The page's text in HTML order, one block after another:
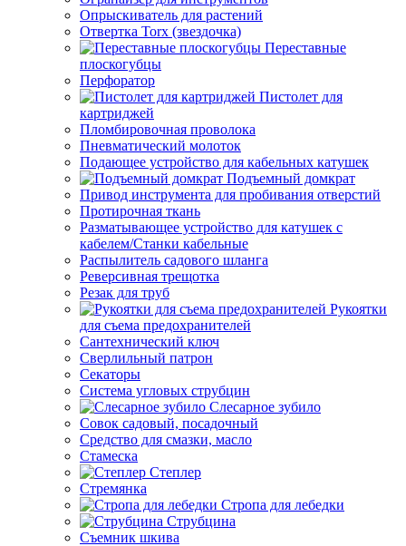
Опрыскиватель для растений
Отвертка Torx (звездочка)
Переставные
плоскогубцы
Перфоратор
Пистолет для
картриджей
Пломбировочная проволока
Пневматический молоток
Подающее устройство для кабельных катушек
Подъемный домкрат
Привод инструмента для пробивания отверстий
Протирочная ткань
Разматывающее устройство для катушек с
кабелем/Станки кабельные
Распылитель садового шланга
Реверсивная трещотка
Резак для труб
Рукоятки
для съема предохранителей
Сантехнический ключ
Сверлильный патрон
Секаторы
Система угловых струбцин
Слесарное зубило
Совок садовый, посадочный
Средство для смазки, масло
Стамеска
Степлер
Стремянка
Стропа для лебедки
Струбцина
Съемник шкива